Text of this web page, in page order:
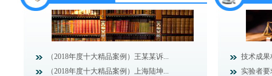
（2018年度十大精品案例）王某某诉...
（2018年度十大精品案例）上海陆坤...
技术成果
实验者要